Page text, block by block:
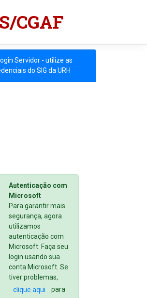
CGAF
Servidor - utilize as
do SIG da URH
Autenticação com
Microsoft
Para garantir mais
segurança, agora
utilizamos
autenticação com
Microsoft. Faça seu
login usando sua
conta Microsoft. Se
tiver problemas,
clique aqui
para